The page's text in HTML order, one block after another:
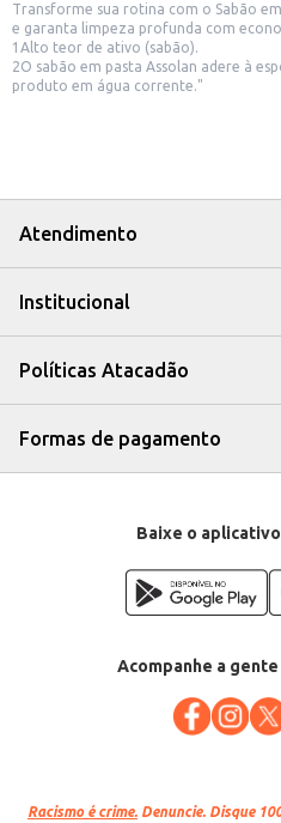
Transforme sua rotina com o Sabão
e garanta limpeza profunda com
1Alto teor de ativo (sabão).
2O sabão em pasta Assolan adere à
produto em água corrente."
Atendimento
Institucional
Políticas Atacadão
Formas de pagamento
Baixe o
Acompanhe a
Racismo é crime. Denuncie. Disque